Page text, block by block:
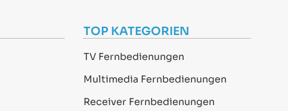
TOP KATEGORIEN
TV Fernbedienungen
Multimedia Fernbedienungen
Receiver Fernbedienungen